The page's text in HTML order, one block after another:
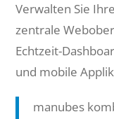
Verwalten Sie
zentrale
Echtzeit-
und mobile
manubes